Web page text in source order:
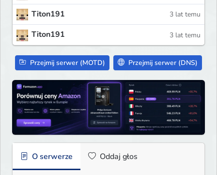
Titon191 3 lat temu
Titon191 3 lat temu
Przejmij serwer (MOTD) Przejmij serwer (DNS)
O serwerze Oddaj głos